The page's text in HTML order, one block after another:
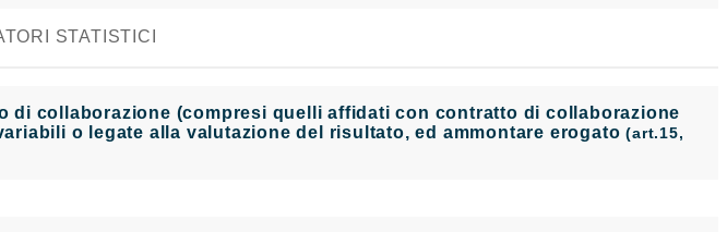
STATISTICI
collaborazione (compresi quelli affidati con contratto di collaborazione
o legate alla valutazione del risultato, ed ammontare erogato(art.15,